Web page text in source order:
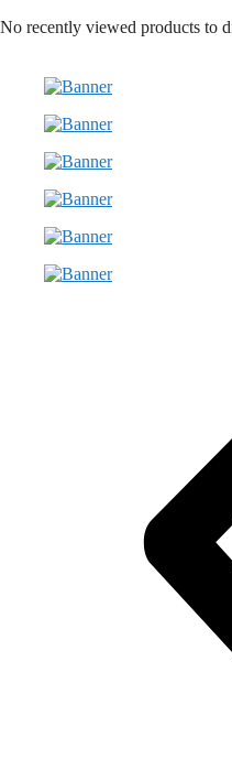
chosen
on
product
page
No recently viewed products to